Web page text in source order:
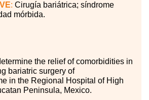
: Cirugía bariátrica; síndrome
mórbida.
the relief of comorbidities in
bariatric surgery of
in the Regional Hospital of High
Peninsula, Mexico.